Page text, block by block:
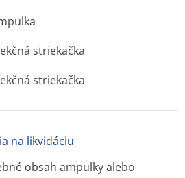
striekačka
striekačka
na likvidáciu
obsah ampulky alebo